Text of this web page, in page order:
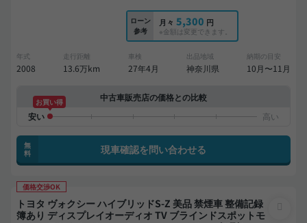
ローン
参考
月々 5,300 円
※金額は変更できます。
年式
2008
走行距離
13.6万km
車検
27年4月
出品地域
神奈川県
納期の目安
10月〜11月
中古車販売店の価格との比較
お買い得
無
料
現車確認を問い合わせる
価格交渉OK
トヨタ ヴォクシー ハイブリッドS-Z 美品 禁煙車 整備記録
簿あり ディスプレイオーディオ TV ブラインドスポットモ